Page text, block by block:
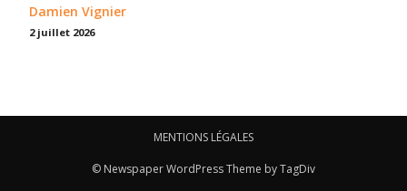
Damien Vignier
2 juillet 2026
MENTIONS LÉGALES
© Newspaper WordPress Theme by TagDiv